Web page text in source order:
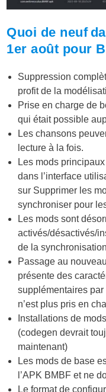
Quoi de neuf
1er août pour
Suppression
profit de la
Prise en charge de
qui était possible
Les chansons
lecture à la fois.
Les mods
dans l’interface
sur Supprimer les
synchroniser pour
Les mods sont
activés/désactivés/
de la
Passage au
présente des
supplémentaires par
n’est plus pris en
Installations de
(codegen devrait
maintenant)
Les mods de base
l’APK BMBF et ne
Le format de